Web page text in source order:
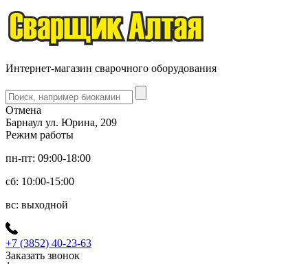
Интернет-магазин сварочного оборудования
Отмена
Барнаул ул. Юрина, 209
Режим работы
пн-пт: 09:00-18:00
сб: 10:00-15:00
вс: выходной
+7 (3852) 40-23-63
Заказать звонок